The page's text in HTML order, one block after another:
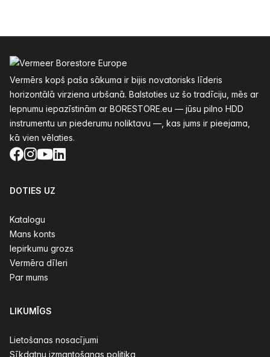
Vermērs kopš paša sākuma ir bijis novatorisks līderis
horizontālā virziena urbšanā. Balstoties uz šo tradīciju, mēs ar
lepnumu iepazīstinām ar BORESTORE.eu — jūsu pilno HDD
instrumentu un piederumu noliktavu —, kas jums ir pieejama,
kā vien vēlaties.
Facebook
Instagram
YouTube
LinkedIn
DOTIES UZ
Katalogu
Mans konts
Iepirkumu grozs
Vermēra dīleri
Par mums
LIKUMĪGS
Lietošanas nosacījumi
Sīkdatņu izmantošanas politika